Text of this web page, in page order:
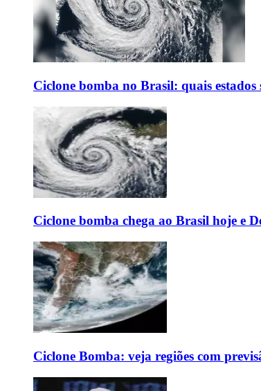
Ciclone bomba no Brasil: quais estados
Ciclone bomba chega ao Brasil hoje e
Ciclone Bomba: veja regiões com